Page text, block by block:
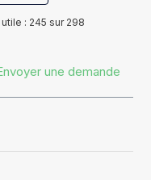
: 245 sur 298
une demande